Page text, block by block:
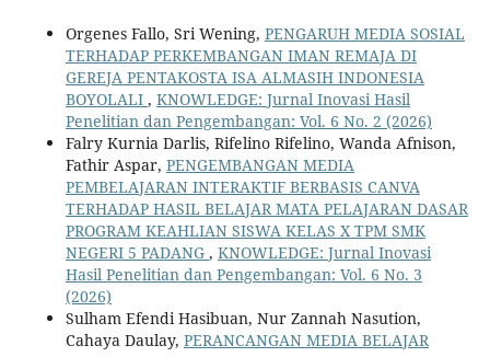
Orgenes Fallo, Sri Wening, PENGARUH MEDIA SOSIAL
TERHADAP PERKEMBANGAN IMAN REMAJA DI
GEREJA PENTAKOSTA ISA ALMASIH INDONESIA
BOYOLALI , KNOWLEDGE: Jurnal Inovasi Hasil
Penelitian dan Pengembangan: Vol. 6 No. 2 (2026)
Falry Kurnia Darlis, Rifelino Rifelino, Wanda Afnison,
Fathir Aspar, PENGEMBANGAN MEDIA
PEMBELAJARAN INTERAKTIF BERBASIS CANVA
TERHADAP HASIL BELAJAR MATA PELAJARAN DASAR
PROGRAM KEAHLIAN SISWA KELAS X TPM SMK
NEGERI 5 PADANG , KNOWLEDGE: Jurnal Inovasi
Hasil Penelitian dan Pengembangan: Vol. 6 No. 3
(2026)
Sulham Efendi Hasibuan, Nur Zannah Nasution,
Cahaya Daulay, PERANCANGAN MEDIA BELAJAR